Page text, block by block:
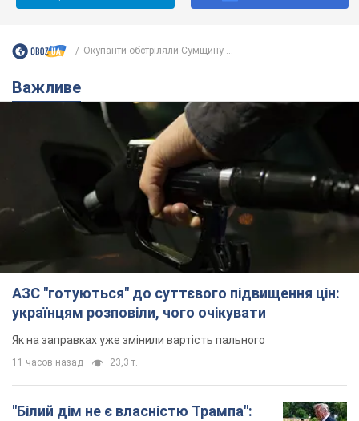
Окупанти обстріляли Сумщину ...
Важливе
АЗС "готуються" до суттєвого підвищення цін:
українцям розповіли, чого очікувати
Як на заправках уже змінили вартість пального
11 часов назад 23,3 т.
"Білий дім не є власністю Трампа":